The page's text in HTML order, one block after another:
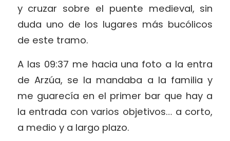
y cruzar sobre el puente medieval, sin
duda uno de los lugares más bucólicos
de este tramo.
A las 09:37 me hacia una foto a la entra
de Arzúa, se la mandaba a la familia y
me guarecía en el primer bar que hay a
la entrada con varios objetivos… a corto,
a medio y a largo plazo.